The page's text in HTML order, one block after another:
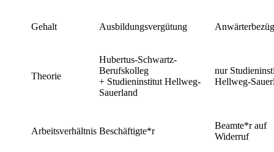
Gehalt Ausbildungsvergütung
Theorie
Hubertus-Schwartz-
Berufskolleg
+ Studieninstitut Hellweg-
Sauerland
nur
Hellweg-
Arbeitsverhältnis Beschäftigte*r
Beamte*r auf
Widerruf